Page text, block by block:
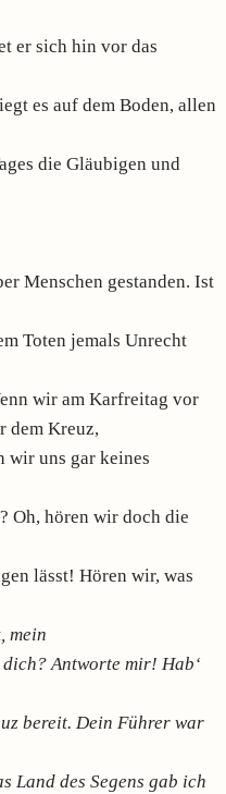
er sich hin vor das
es auf dem Boden, allen
die Gläubigen und
Menschen gestanden. Ist
Toten jemals Unrecht
wir am Karfreitag vor
dem Kreuz,
wir uns gar keines
Oh, hören wir doch die
lässt! Hören wir, was
mein
Antworte mir! Hab‘
bereit. Dein Führer war
Land des Segens gab ich